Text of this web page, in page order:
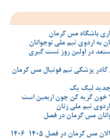
باشگاه مس کرمان
به اردوی تیم ملی نوجوانان
در اولین روز تست گیری
کادر پزشکی تیم فوتبال مس کرمان
جدید لیگ یک
خون گریه کن چون اربعین است
تیم ملی زنان
مس کرمان در فصل
کرمان در فصل 1405-1406